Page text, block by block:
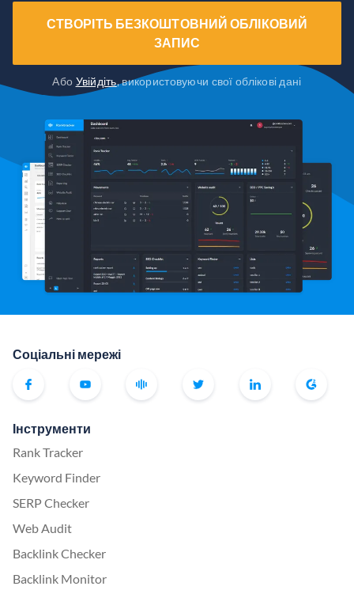
СТВОРІТЬ БЕЗКОШТОВНИЙ ОБЛІКОВИЙ
ЗАПИС
Або Увійдіть, використовуючи свої облікові дані
Соціальні мережі
Інструменти
Rank Tracker
Keyword Finder
SERP Checker
Web Audit
Backlink Checker
Backlink Monitor